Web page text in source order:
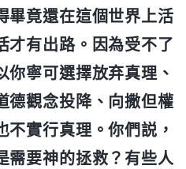
畢竟還在這個世界上活
才有出路。因為受不了
你寧可選擇放弃真理、
德觀念投降、向撒但權
實行真理。你們説，
需要神的拯救？有些人